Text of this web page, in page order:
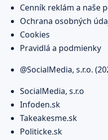
Cenník reklám a naše
Ochrana osobných
Cookies
Pravidlá a podmienky
@SocialMedia, s.r.o.
SocialMedia, s.r.o
Infoden.sk
Takeakesme.sk
Politicke.sk